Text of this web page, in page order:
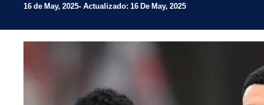
16 de May, 2025 Actualizado: 16 De May, 2025